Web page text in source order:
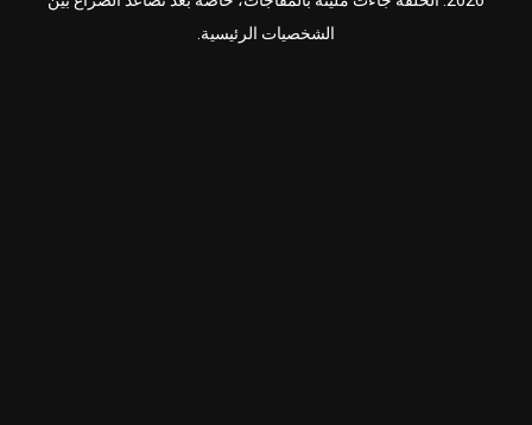
الشخصيات الرئيسية.